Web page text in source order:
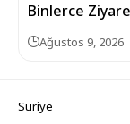
Binlerce
Ağustos 9, 2026
Suriye